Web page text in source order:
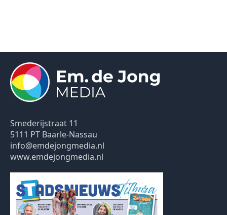
Smederijstraat 11
5111 PT Baarle-Nassau
info@emdejongmedia.nl
www.emdejongmedia.nl